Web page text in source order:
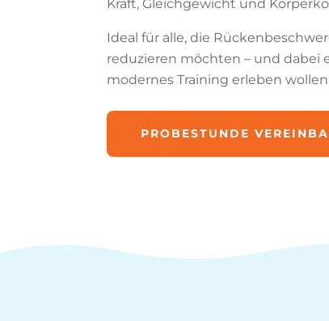
Kraft, Gleichgewicht und
Ideal für alle, die
reduzieren möchten – und dabei
modernes Training erleben
PROBESTUNDE